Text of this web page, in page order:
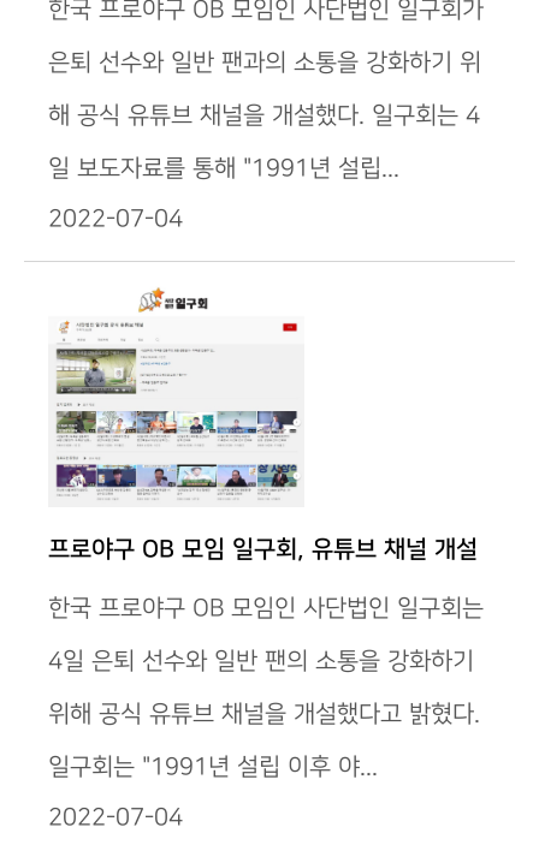
한국 프로야구 OB 모임인 사단법인 일구회가
은퇴 선수와 일반 팬과의 소통을 강화하기 위
해 공식 유튜브 채널을 개설했다. 일구회는 4
일 보도자료를 통해 "1991년 설립...
2022-07-04
프로야구 OB 모임 일구회, 유튜브 채널 개설
한국 프로야구 OB 모임인 사단법인 일구회는
4일 은퇴 선수와 일반 팬의 소통을 강화하기
위해 공식 유튜브 채널을 개설했다고 밝혔다.
일구회는 "1991년 설립 이후 야...
2022-07-04